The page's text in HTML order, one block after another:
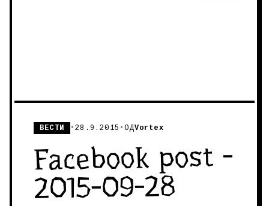
ВЕСТИ •28.9.2015 •ОДVortex
Facebook post -
2015-09-28